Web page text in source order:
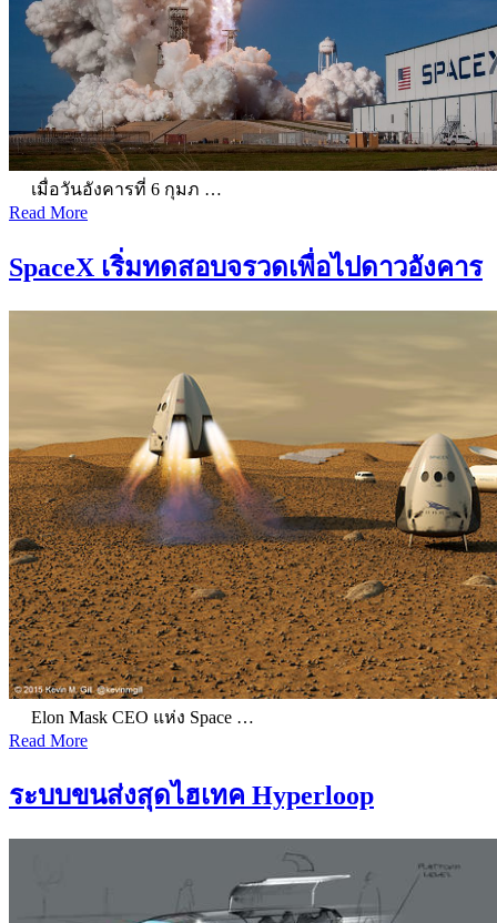
เมื่อวันอังคารที่ 6 กุมภ …
Read More
SpaceX เริ่มทดสอบจรวดเพื่อไปดาวอังคาร
Elon Mask CEO แห่ง Space …
Read More
ระบบขนส่งสุดไฮเทค Hyperloop